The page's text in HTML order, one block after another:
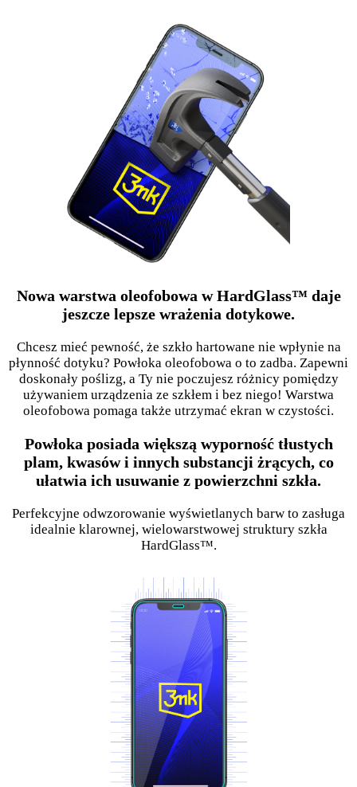
Nowa warstwa oleofobowa w HardGlass™ daje
jeszcze lepsze wrażenia dotykowe.
Chcesz mieć pewność, że szkło hartowane nie wpłynie na
płynność dotyku? Powłoka oleofobowa o to zadba. Zapewni
doskonały poślizg, a Ty nie poczujesz różnicy pomiędzy
używaniem urządzenia ze szkłem i bez niego! Warstwa
oleofobowa pomaga także utrzymać ekran w czystości.
Powłoka posiada większą wyporność tłustych
plam, kwasów i innych substancji żrących, co
ułatwia ich usuwanie z powierzchni szkła.
Perfekcyjne odwzorowanie wyświetlanych barw to zasługa
idealnie klarownej, wielowarstwowej struktury szkła
HardGlass™.